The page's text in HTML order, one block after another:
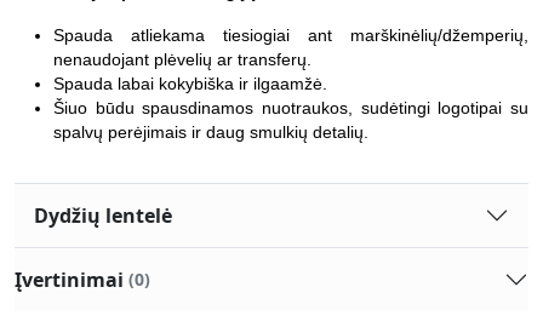
Spauda atliekama tiesiogiai ant marškinėlių/džemperių,
nenaudojant plėvelių ar transferų.
Spauda labai kokybiška ir ilgaamžė.
Šiuo būdu spausdinamos nuotraukos, sudėtingi logotipai su
spalvų perėjimais ir daug smulkių detalių.
Dydžių lentelė
Įvertinimai (0)